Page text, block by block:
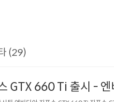
(29)
GTX 660 Ti 출시 -